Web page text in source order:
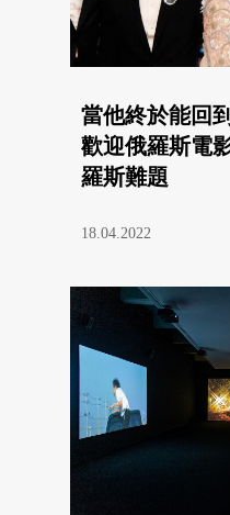
當他終於能回
歡迎俄羅斯電
羅斯難題
18.04.2022